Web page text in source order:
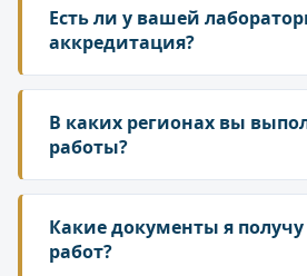
Есть ли у вашей
аккредитация?
Да. ГК «Лаборатория»
национальной системе
протоколы и заключения
Росприроднадзором,
инспекцией труда.
В каких регионах вы
работы?
Работаем по всей территории
собственная сеть лабораторий
подразделений, что позволяет
Какие документы я
работ?